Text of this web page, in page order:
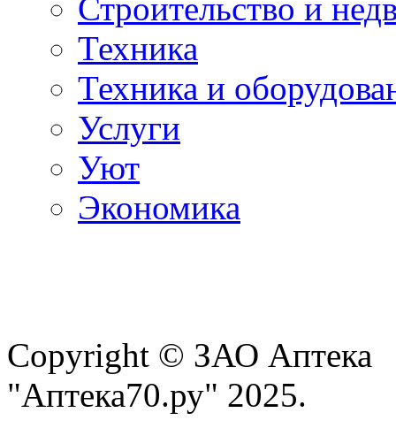
Строительство и
Техника
Техника и
Услуги
Уют
Экономика
Copyright © ЗАО Аптека
"Аптека70.ру" 2025.